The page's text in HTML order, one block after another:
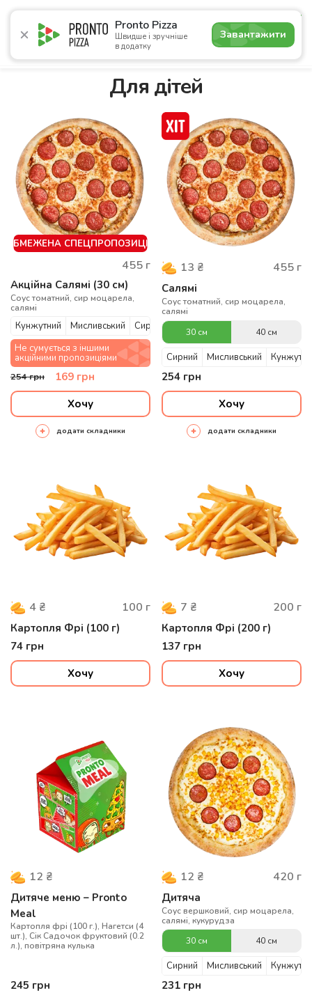
Pronto Pizza
Швидше і зручніше
в додатку
Завантажити
4.7
Акції Піца Суші Сети Лаваші Комбо Напої
Для дітей
ОБМЕЖЕНА СПЕЦПРОПОЗИЦІЯ
455 г
Акційна Салямі (30 см)
Соус томатний, сир моцарела,
салямі
Кунжутний Мисливський
Сирний
Не сумується з іншими
акційними пропозиціями
254грн 169 грн
Хочу
додати складники
13 ₴ 455 г
Салямі
Соус томатний, сир моцарела,
салямі
30 см
40 см
Сирний Мисливський
254 грн
Хочу
додати складники
4 ₴ 100 г
Картопля Фрі (100 г)
74 грн
Хочу
7 ₴ 200 г
Картопля Фрі (200 г)
137 грн
Хочу
12 ₴
Дитяче меню – Pronto
Meal
Картопля фрі (100 г.), Нагетси (4
шт.), Сік Садочок фруктовий (0.2
л.), повітряна кулька
245 грн
12 ₴ 420 г
Дитяча
Соус вершковий, сир моцарела,
салямі, кукурудза
30 см
40 см
Сирний Мисливський
231 грн